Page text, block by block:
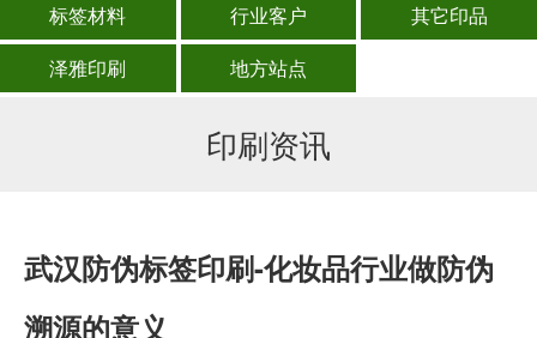
标签材料
行业客户
其它印品
泽雅印刷
地方站点
印刷资讯
武汉防伪标签印刷-化妆品行业做防伪
溯源的意义